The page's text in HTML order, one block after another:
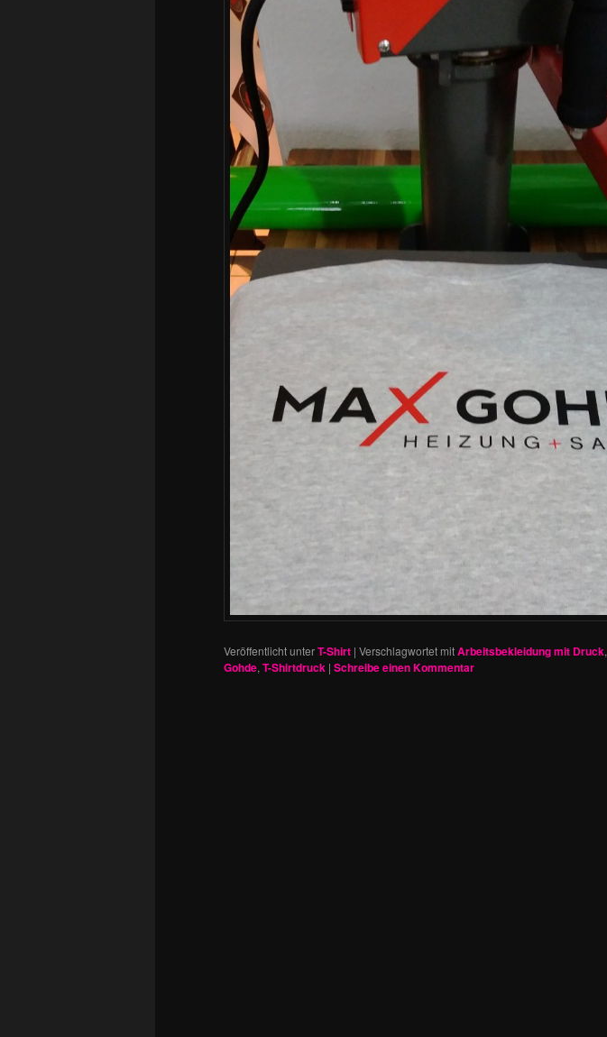
Veröffentlicht unterT-Shirt | Verschlagwortet mitArbeitsbekleidung mit Druck,
Gohde, T-Shirtdruck | Schreibe einen Kommentar